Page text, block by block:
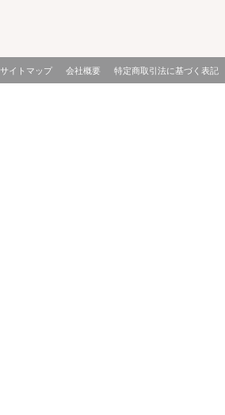
サイトマップ 会社概要 特定商取引法に基づく表記